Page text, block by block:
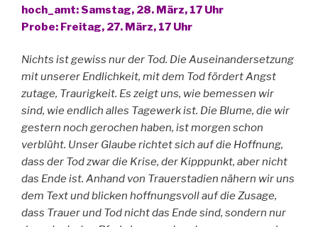
hoch_amt: Samstag, 28. März, 17 Uhr
Probe: Freitag, 27. März, 17 Uhr
Nichts ist gewiss nur der Tod. Die Auseinandersetzung
mit unserer Endlichkeit, mit dem Tod fördert Angst
zutage, Traurigkeit. Es zeigt uns, wie bemessen wir
sind, wie endlich alles Tagewerk ist. Die Blume, die wir
gestern noch gerochen haben, ist morgen schon
verblüht. Unser Glaube richtet sich auf die Hoffnung,
dass der Tod zwar die Krise, der Kipppunkt, aber nicht
das Ende ist. Anhand von Trauerstadien nähern wir uns
dem Text und blicken hoffnungsvoll auf die Zusage,
dass Trauer und Tod nicht das Ende sind, sondern nur